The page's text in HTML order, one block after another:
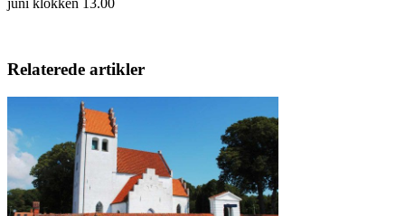
juni klokken 13.00
Relaterede artikler